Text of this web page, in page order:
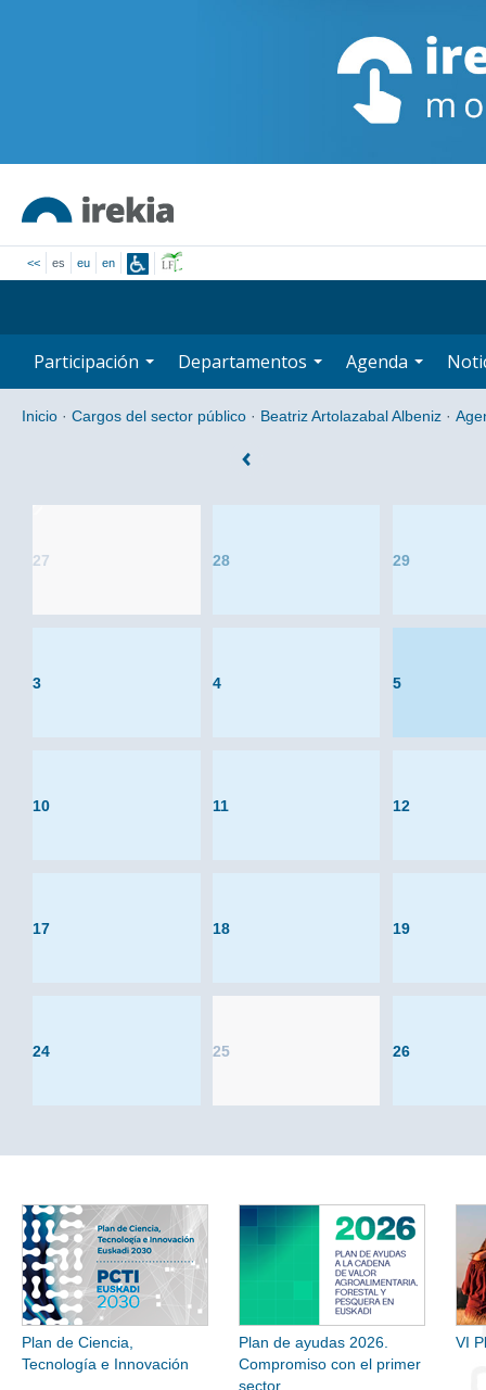
<< es eu en
Participación Departamentos Agenda
Inicio · Cargos del sector público · Beatriz Artolazabal Albeniz ·
27 28 29
3 4 5
10 11 12
17 18 19
24 25 26
Plan de Ciencia,
Tecnología e Innovación
Plan de ayudas 2026.
Compromiso con el primer
sector
VI